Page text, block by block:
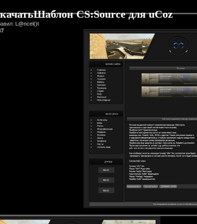
CS:Source для uCoz
L@ncel()t